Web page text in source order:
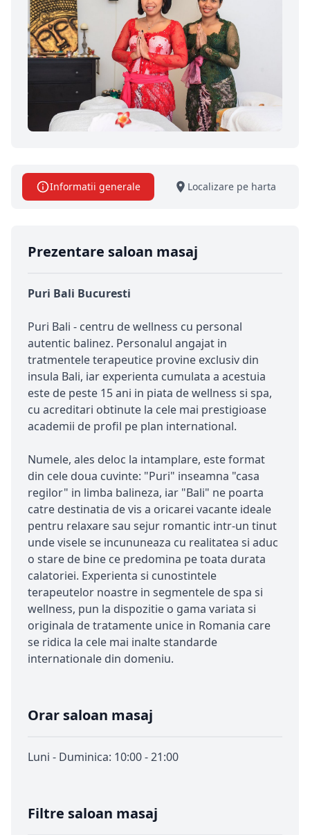
Informatii generale Localizare pe harta
Prezentare saloan masaj
Puri Bali Bucuresti
Puri Bali - centru de wellness cu personal
autentic balinez. Personalul angajat in
tratmentele terapeutice provine exclusiv din
insula Bali, iar experienta cumulata a acestuia
este de peste 15 ani in piata de wellness si spa,
cu acreditari obtinute la cele mai prestigioase
academii de profil pe plan international.
Numele, ales deloc la intamplare, este format
din cele doua cuvinte: "Puri" inseamna "casa
regilor" in limba balineza, iar "Bali" ne poarta
catre destinatia de vis a oricarei vacante ideale
pentru relaxare sau sejur romantic intr-un tinut
unde visele se incununeaza cu realitatea si aduc
o stare de bine ce predomina pe toata durata
calatoriei. Experienta si cunostintele
terapeutelor noastre in segmentele de spa si
wellness, pun la dispozitie o gama variata si
originala de tratamente unice in Romania care
se ridica la cele mai inalte standarde
internationale din domeniu.
Orar saloan masaj
Luni - Duminica: 10:00 - 21:00
Filtre saloan masaj